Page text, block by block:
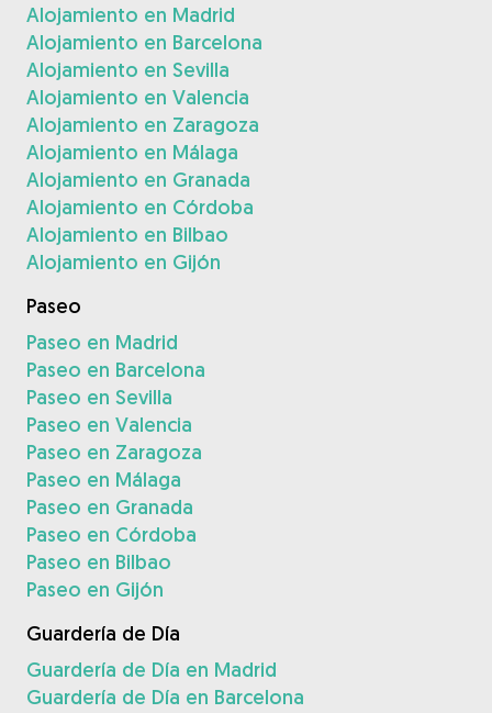
Alojamiento en Madrid
Alojamiento en Barcelona
Alojamiento en Sevilla
Alojamiento en Valencia
Alojamiento en Zaragoza
Alojamiento en Málaga
Alojamiento en Granada
Alojamiento en Córdoba
Alojamiento en Bilbao
Alojamiento en Gijón
Paseo
Paseo en Madrid
Paseo en Barcelona
Paseo en Sevilla
Paseo en Valencia
Paseo en Zaragoza
Paseo en Málaga
Paseo en Granada
Paseo en Córdoba
Paseo en Bilbao
Paseo en Gijón
Guardería de Día
Guardería de Día en Madrid
Guardería de Día en Barcelona